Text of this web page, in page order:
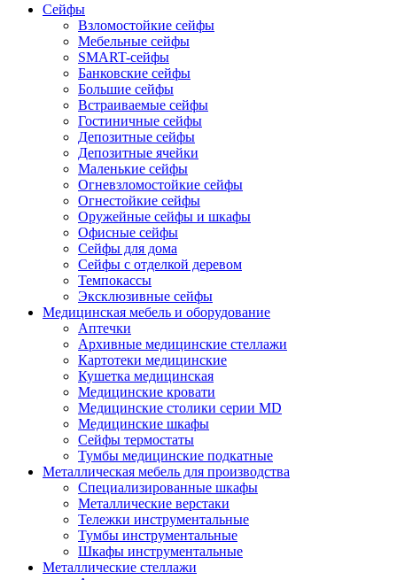
Сейфы
Взломостойкие сейфы
Мебельные сейфы
SMART-сейфы
Банковские сейфы
Большие сейфы
Встраиваемые сейфы
Гостиничные сейфы
Депозитные сейфы
Депозитные ячейки
Маленькие сейфы
Огневзломостойкие сейфы
Огнестойкие сейфы
Оружейные сейфы и шкафы
Офисные сейфы
Сейфы для дома
Сейфы с отделкой деревом
Темпокассы
Эксклюзивные сейфы
Медицинская мебель и оборудование
Аптечки
Архивные медицинские стеллажи
Картотеки медицинские
Кушетка медицинская
Медицинские кровати
Медицинские столики серии MD
Медицинские шкафы
Сейфы термостаты
Тумбы медицинские подкатные
Металлическая мебель для производства
Cпециализированные шкафы
Металлические верстаки
Тележки инструментальные
Тумбы инструментальные
Шкафы инструментальные
Металлические стеллажи